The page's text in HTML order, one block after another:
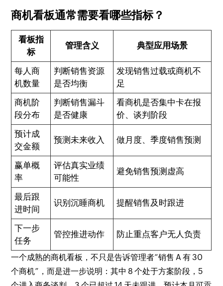
商机看板通常需要看哪些指标？
看板指
标
管理含义 典型应用场景
每人商
机数量
判断销售资源
是否均衡
发现销售过载或商机不
足
商机阶
段分布
判断销售漏斗
是否健康
看商机是否集中卡在报
价、谈判阶段
预计成
交金额
预测未来收入 做月度、季度销售预测
赢单概
率
评估真实业绩
可能性
避免销售预测虚高
最后跟
进时间
识别沉睡商机 提醒销售及时跟进
下一步
任务
管控推进动作 防止重点客户无人负责
一个成熟的商机看板，不只是告诉管理者“销售 A 有 30
个商机”，而是进一步说明：其中 8 个处于方案阶段，5